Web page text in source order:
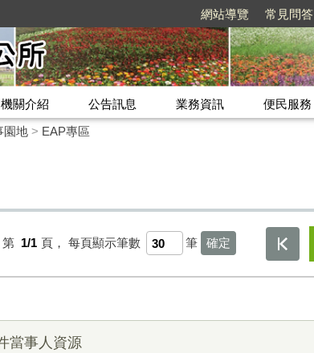
網站導覽 常見問答
機關介紹 公告訊息 業務資訊 便民服務
園地> EAP專區
第 1/1 頁， 每頁顯示筆數 筆
當事人資源